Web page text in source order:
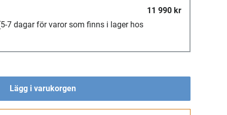
11 990 kr
7 dagar för varor som finns i lager hos
Lägg i varukorgen